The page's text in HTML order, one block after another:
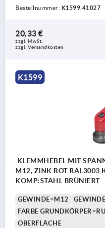
Bestellnummer: K1599.41027
20,33 €
zzgl. MwSt.
zzgl. Versandkosten
K1599
KLEMMHEBEL MIT
M12, ZINK ROT RAL3003
KOMP:STAHL BRÜNIERT
GEWINDE=M12
FARBE
OBERFLÄCHE